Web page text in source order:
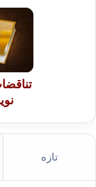
تازه